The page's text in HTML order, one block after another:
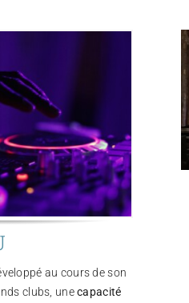
au cours de son
clubs, unecapacité